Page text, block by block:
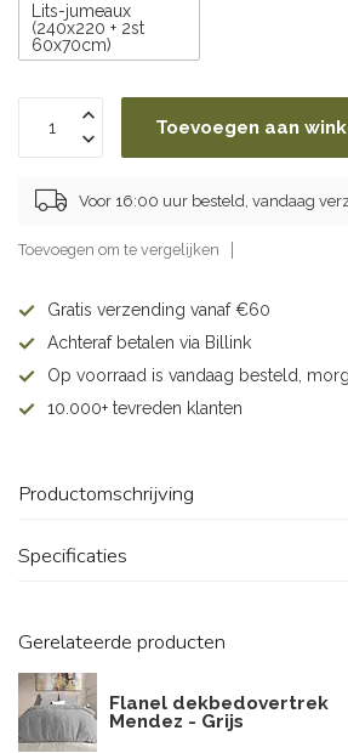
Lits-jumeaux
(240x220 + 2st
60x70cm)
Toevoegen aan
Voor 16:00 uur besteld, vandaag
Toevoegen om te vergelijken
Gratis verzending vanaf €60
Achteraf betalen via Billink
Op voorraad is vandaag besteld,
10.000+ tevreden klanten
Productomschrijving
Specificaties
Gerelateerde producten
Flanel dekbedovertrek
Mendez - Grijs